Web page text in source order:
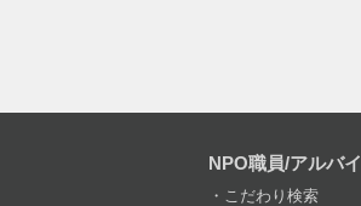
NPO職員/アルバ
こだわり検索